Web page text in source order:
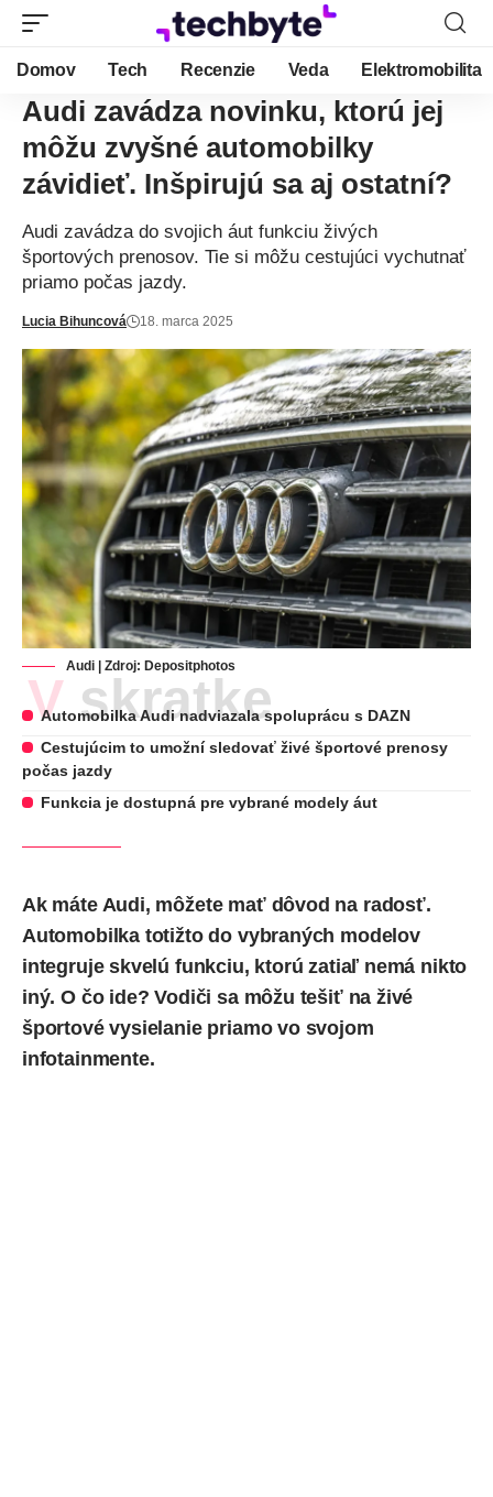
Domov Tech Recenzie Veda Elektromobilita
Audi zavádza novinku, ktorú jej
môžu zvyšné automobilky
závidieť. Inšpirujú sa aj ostatní?
Audi zavádza do svojich áut funkciu živých
športových prenosov. Tie si môžu cestujúci vychutnať
priamo počas jazdy.
Lucia Bihuncová 18. marca 2025
Audi | Zdroj: Depositphotos
V skratke
Automobilka Audi nadviazala spoluprácu s DAZN
Cestujúcim to umožní sledovať živé športové prenosy
počas jazdy
Funkcia je dostupná pre vybrané modely áut
Ak máte Audi, môžete mať dôvod na radosť.
Automobilka totižto do vybraných modelov
integruje skvelú funkciu, ktorú zatiaľ nemá nikto
iný. O čo ide? Vodiči sa môžu tešiť na živé
športové vysielanie priamo vo svojom
infotainmente.